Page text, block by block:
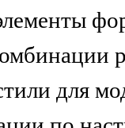
для